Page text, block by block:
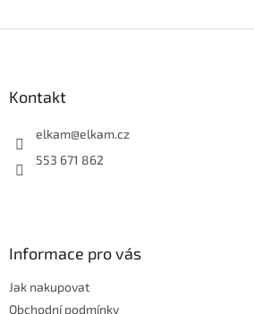
Kontakt
elkam@elkam.cz
553 671 862
Informace pro vás
Jak nakupovat
Obchodní podmínky